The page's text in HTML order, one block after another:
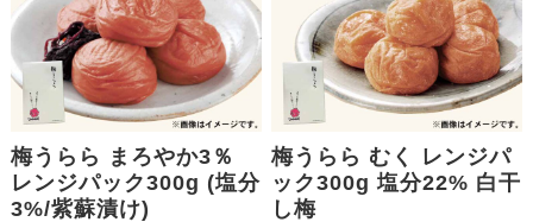
梅うらら まろやか3％
レンジパック300g (塩分
3%/紫蘇漬け)
梅うらら むく レンジパ
ック300g 塩分22% 白干
し梅